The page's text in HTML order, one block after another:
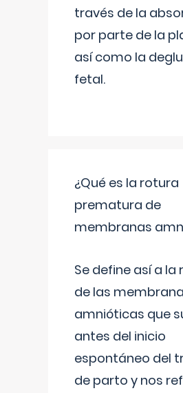
través de la
por parte de la
así como la
fetal.
¿Qué es la rotura
prematura de
membranas
Se define así a la
de las
amnióticas que
antes del inicio
espontáneo del
de parto y nos